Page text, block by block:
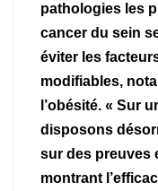
pathologies les
cancer du sein
éviter les
modifiables,
l’obésité. « Sur
disposons
sur des preuves
montrant